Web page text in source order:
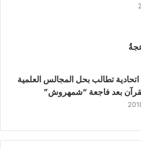
اتحادية تطالب بحل المجالس العلمية
بعد فاجعة “شمهروش”